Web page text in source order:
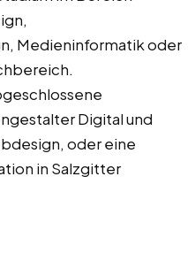
Medieninformatik oder
Digital und
oder eine
in Salzgitter